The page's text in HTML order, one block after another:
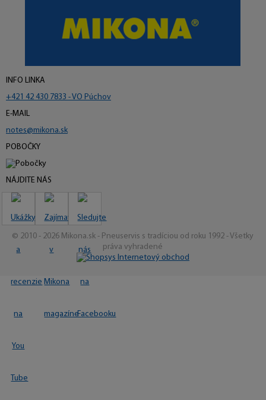
INFO LINKA
+421 42 430 7833 - VO Púchov
E-MAIL
notes@mikona.sk
POBOČKY
NÁJDITE NÁS
© 2010 - 2026 Mikona.sk - Pneuservis s tradíciou od roku 1992 - Všetky
práva vyhradené